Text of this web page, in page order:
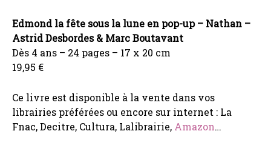
Edmond la fête sous la lune en pop-up – Nathan –
Astrid Desbordes & Marc Boutavant
Dès 4 ans – 24 pages – 17 x 20 cm
19,95 €
Ce livre est disponible à la vente dans vos
librairies préférées ou encore sur internet : La
Fnac, Decitre, Cultura, Lalibrairie, Amazon…